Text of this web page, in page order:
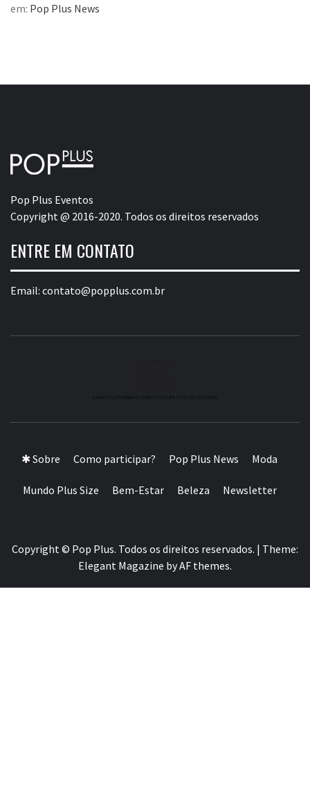
em: Pop Plus News
Pop Plus Eventos
Copyright @ 2016-2020. Todos os direitos reservados
ENTRE EM CONTATO
Email: contato@popplus.com.br
✱ Sobre Como participar? Pop Plus News Moda
Mundo Plus Size Bem-Estar Beleza Newsletter
Copyright © Pop Plus. Todos os direitos reservados. | Theme:
Elegant Magazine byAF themes.